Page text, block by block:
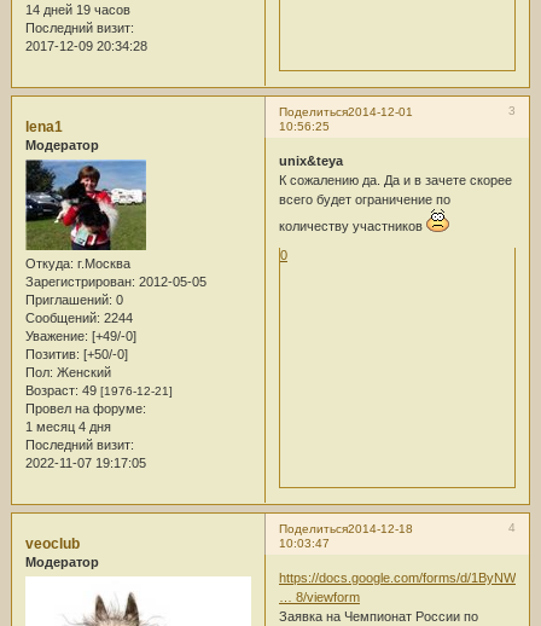
14 дней 19 часов
Последний визит:
2017-12-09 20:34:28
Поделиться 3
2014-12-01
10:56:25
lena1
Модератор
Откуда: г.Москва
Зарегистрирован: 2012-05-05
Приглашений: 0
Сообщений: 2244
Уважение: [+49/-0]
Позитив: [+50/-0]
Пол: Женский
Возраст: 49 [1976-12-21]
Провел на форуме:
1 месяц 4 дня
Последний визит:
2022-11-07 19:17:05
unix&teya
К сожалению да. Да и в зачете скорее
всего будет ограничение по
количеству участников
0
Поделиться 4
2014-12-18
10:03:47
veoclub
Модератор
https://docs.google.com/forms/d/1ByNWGE
… 8/viewform
Заявка на Чемпионат России по